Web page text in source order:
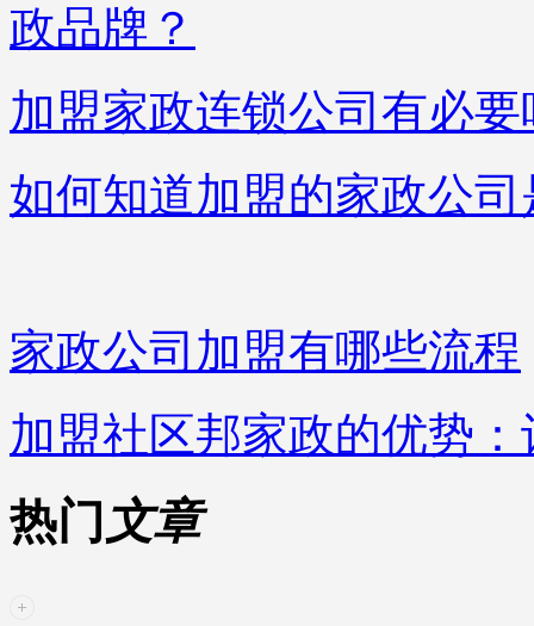
政品牌？
加盟家政连锁公司有必要
如何知道加盟的家政公
家政公司加盟有哪些流程
加盟社区邦家政的优势
热门 文章